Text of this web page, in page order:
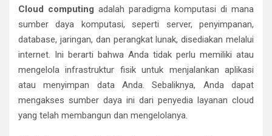
Cloud computing adalah paradigma komputasi di mana
sumber daya komputasi, seperti server, penyimpanan,
database, jaringan, dan perangkat lunak, disediakan melalui
internet. Ini berarti bahwa Anda tidak perlu memiliki atau
mengelola infrastruktur fisik untuk menjalankan aplikasi
atau menyimpan data Anda. Sebaliknya, Anda dapat
mengakses sumber daya ini dari penyedia layanan cloud
yang telah membangun dan mengelolanya.